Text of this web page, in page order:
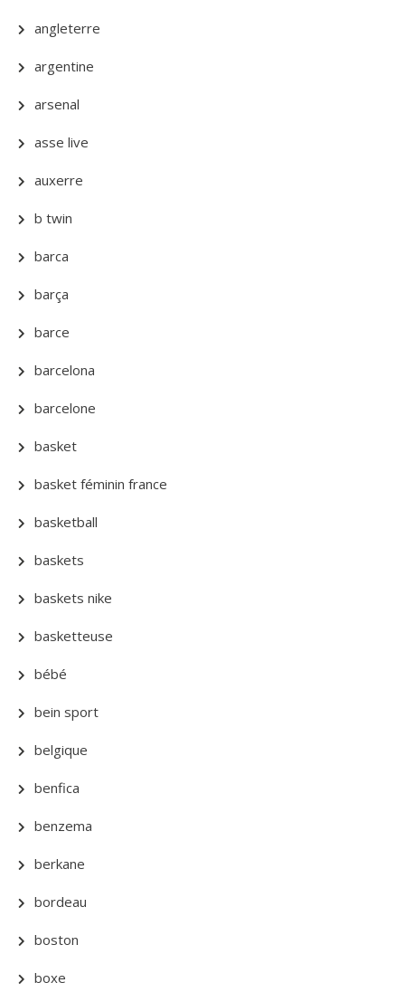
angleterre
argentine
arsenal
asse live
auxerre
b twin
barca
barça
barce
barcelona
barcelone
basket
basket féminin france
basketball
baskets
baskets nike
basketteuse
bébé
bein sport
belgique
benfica
benzema
berkane
bordeau
boston
boxe